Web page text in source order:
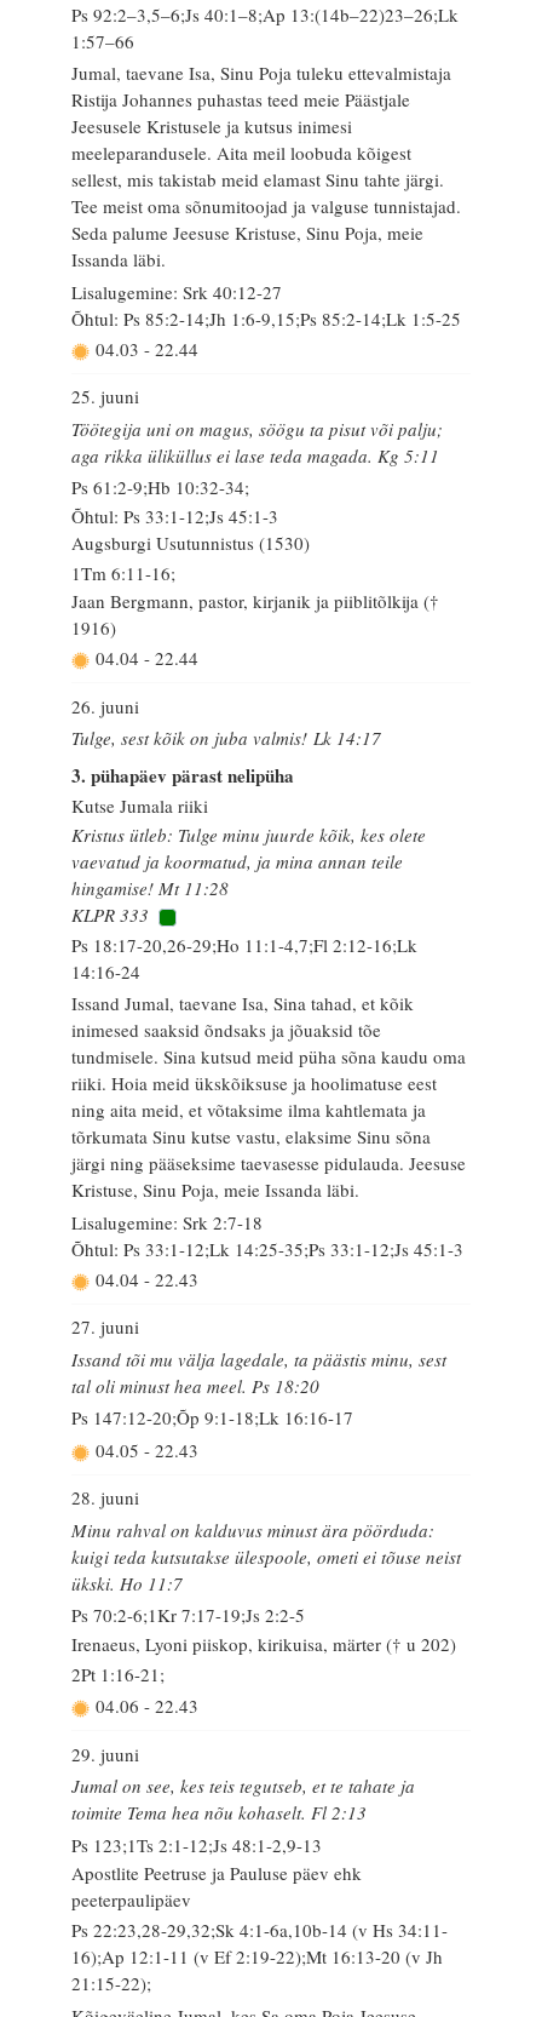
Ps 92:2–3,5–6;Js 40:1–8;Ap 13:(14b–22)23–26;Lk
1:57–66
Jumal, taevane Isa, Sinu Poja tuleku ettevalmistaja
Ristija Johannes puhastas teed meie Päästjale
Jeesusele Kristusele ja kutsus inimesi
meeleparandusele. Aita meil loobuda kõigest
sellest, mis takistab meid elamast Sinu tahte järgi.
Tee meist oma sõnumitoojad ja valguse tunnistajad.
Seda palume Jeesuse Kristuse, Sinu Poja, meie
Issanda läbi.
Lisalugemine: Srk 40:12-27
Õhtul: Ps 85:2-14;Jh 1:6-9,15;Ps 85:2-14;Lk 1:5-25
04.03 - 22.44
25. juuni
Töötegija uni on magus, söögu ta pisut või palju;
aga rikka üliküllus ei lase teda magada. Kg 5:11
Ps 61:2-9;Hb 10:32-34;
Õhtul: Ps 33:1-12;Js 45:1-3
Augsburgi Usutunnistus (1530)
1Tm 6:11-16;
Jaan Bergmann, pastor, kirjanik ja piiblitõlkija (†
1916)
04.04 - 22.44
26. juuni
Tulge, sest kõik on juba valmis! Lk 14:17
3. pühapäev pärast nelipüha
Kutse Jumala riiki
Kristus ütleb: Tulge minu juurde kõik, kes olete
vaevatud ja koormatud, ja mina annan teile
hingamise! Mt 11:28
KLPR 333
Ps 18:17-20,26-29;Ho 11:1-4,7;Fl 2:12-16;Lk
14:16-24
Issand Jumal, taevane Isa, Sina tahad, et kõik
inimesed saaksid õndsaks ja jõuaksid tõe
tundmisele. Sina kutsud meid püha sõna kaudu oma
riiki. Hoia meid ükskõiksuse ja hoolimatuse eest
ning aita meid, et võtaksime ilma kahtlemata ja
tõrkumata Sinu kutse vastu, elaksime Sinu sõna
järgi ning pääseksime taevasesse pidulauda. Jeesuse
Kristuse, Sinu Poja, meie Issanda läbi.
Lisalugemine: Srk 2:7-18
Õhtul: Ps 33:1-12;Lk 14:25-35;Ps 33:1-12;Js 45:1-3
04.04 - 22.43
27. juuni
Issand tõi mu välja lagedale, ta päästis minu, sest
tal oli minust hea meel. Ps 18:20
Ps 147:12-20;Õp 9:1-18;Lk 16:16-17
04.05 - 22.43
28. juuni
Minu rahval on kalduvus minust ära pöörduda:
kuigi teda kutsutakse ülespoole, ometi ei tõuse neist
ükski. Ho 11:7
Ps 70:2-6;1Kr 7:17-19;Js 2:2-5
Irenaeus, Lyoni piiskop, kirikuisa, märter († u 202)
2Pt 1:16-21;
04.06 - 22.43
29. juuni
Jumal on see, kes teis tegutseb, et te tahate ja
toimite Tema hea nõu kohaselt. Fl 2:13
Ps 123;1Ts 2:1-12;Js 48:1-2,9-13
Apostlite Peetruse ja Pauluse päev ehk
peeterpaulipäev
Ps 22:23,28-29,32;Sk 4:1-6a,10b-14 (v Hs 34:11-
16);Ap 12:1-11 (v Ef 2:19-22);Mt 16:13-20 (v Jh
21:15-22);